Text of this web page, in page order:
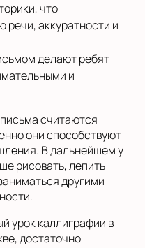
что
речи, аккуратности и
делают ребят
и
считаются
они способствуют
В дальнейшем у
рисовать, лепить
другими
урок каллиграфии в
достаточно